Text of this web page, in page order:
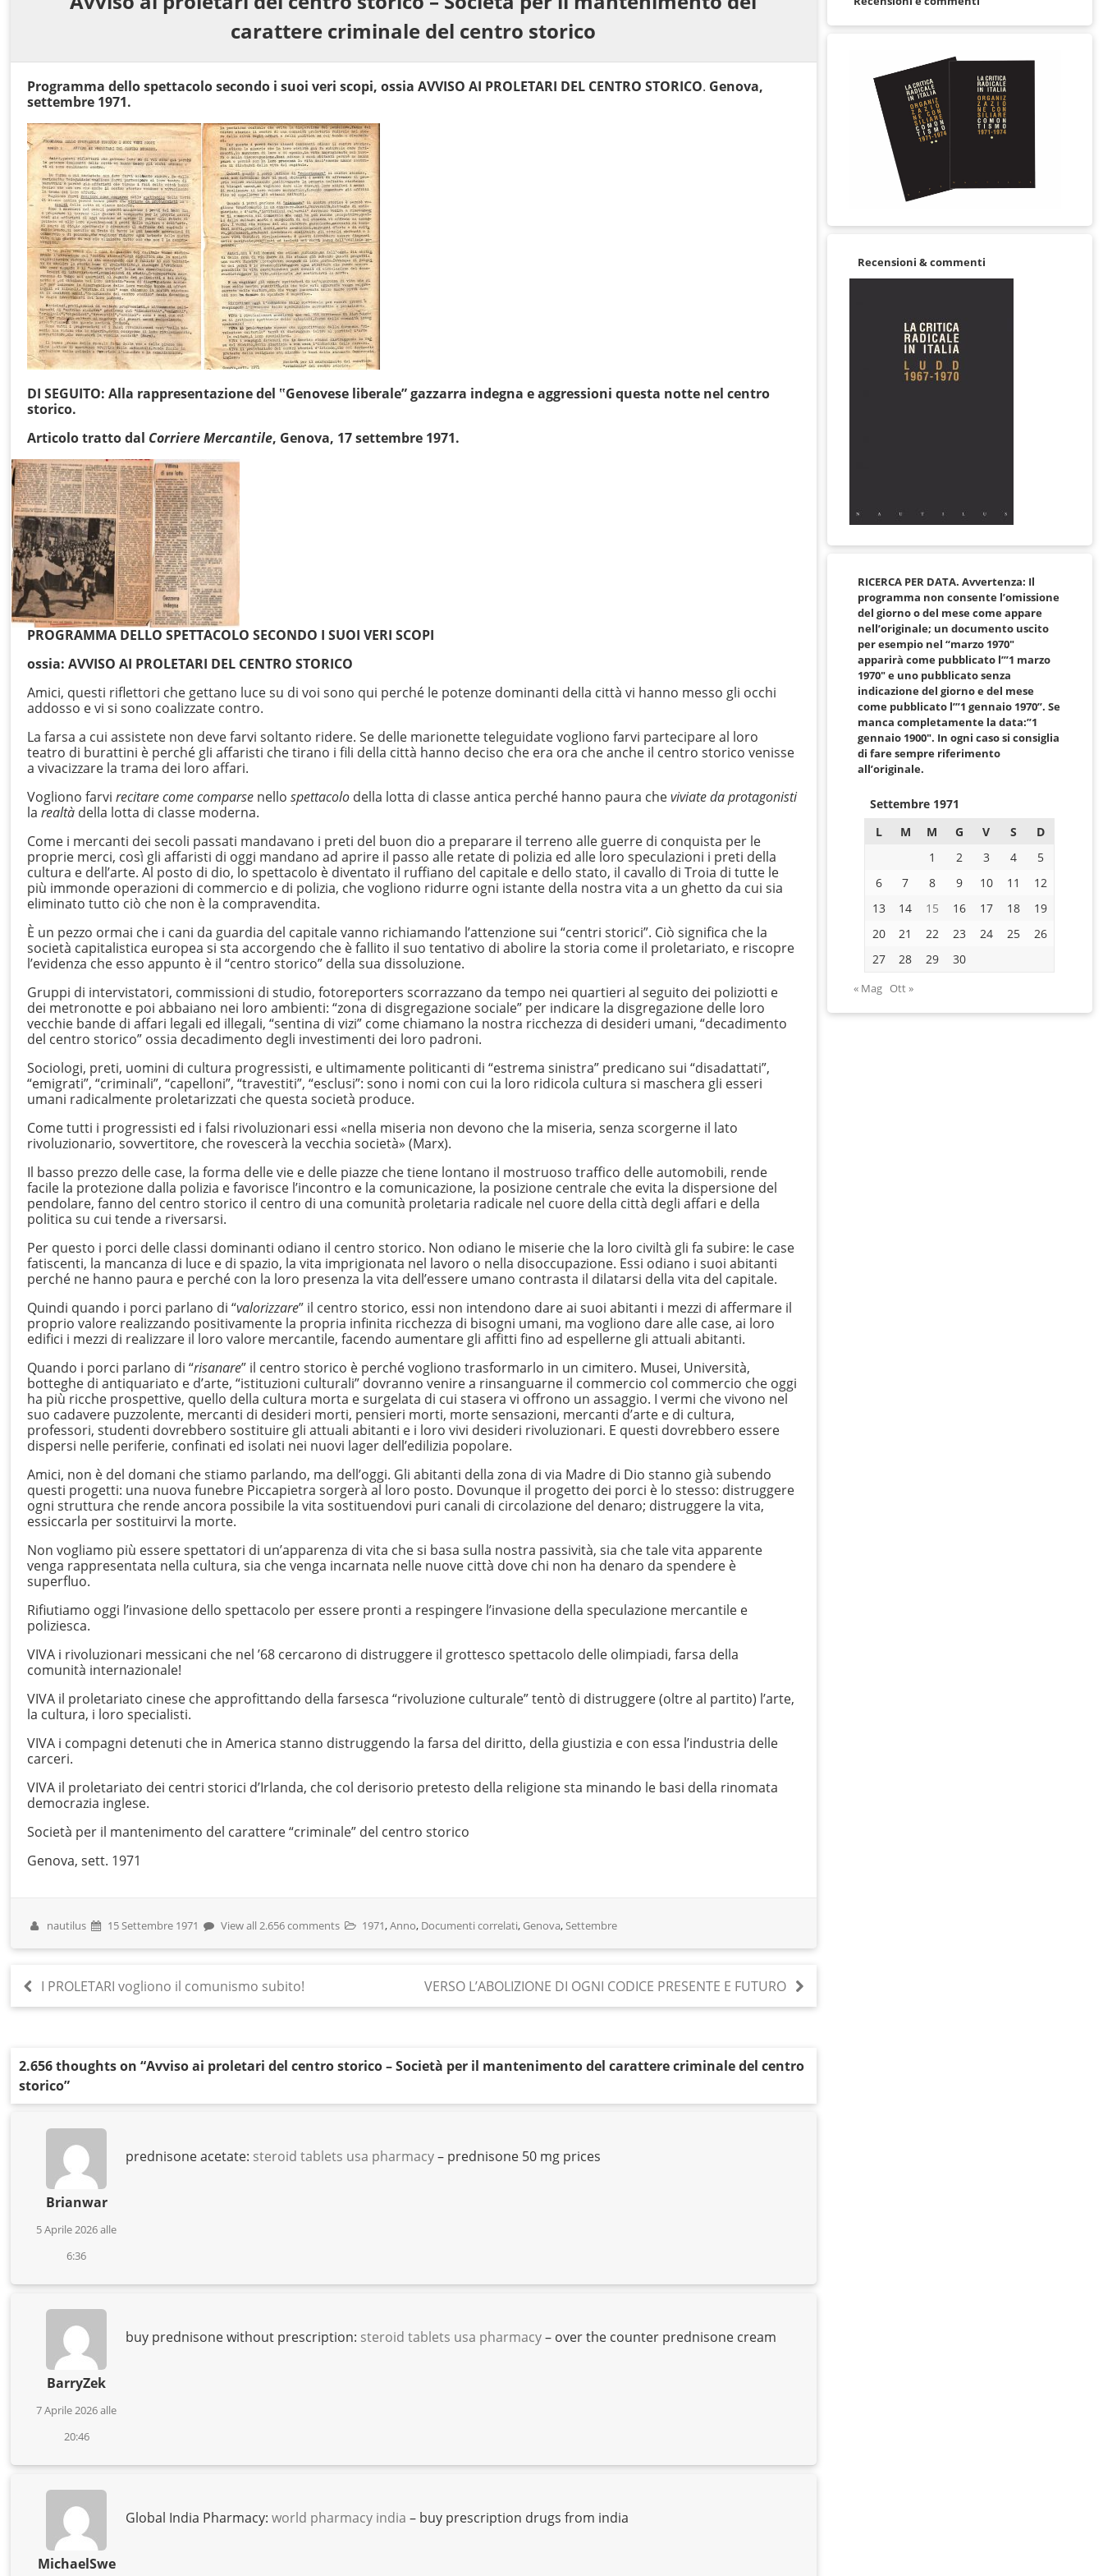
carattere criminale del centro storico
Programma dello spettacolo secondo i suoi veri scopi, ossia AVVISO AI PROLETARI DEL CENTRO STORICO. Genova,
settembre 1971.
DI SEGUITO: Alla rappresentazione del ‟Genovese liberale” gazzarra indegna e aggressioni questa notte nel centro
storico.
Articolo tratto dal Corriere Mercantile, Genova, 17 settembre 1971.
PROGRAMMA DELLO SPETTACOLO SECONDO I SUOI VERI SCOPI
ossia: AVVISO AI PROLETARI DEL CENTRO STORICO
Amici, questi riflettori che gettano luce su di voi sono qui perché le potenze dominanti della città vi hanno messo gli occhi
addosso e vi si sono coalizzate contro.
La farsa a cui assistete non deve farvi soltanto ridere. Se delle marionette teleguidate vogliono farvi partecipare al loro
teatro di burattini è perché gli affaristi che tirano i fili della città hanno deciso che era ora che anche il centro storico venisse
a vivacizzare la trama dei loro affari.
Vogliono farvirecitare come comparse nellospettacolo della lotta di classe antica perché hanno paura cheviviate da protagonisti
larealtà della lotta di classe moderna.
Come i mercanti dei secoli passati mandavano i preti del buon dio a preparare il terreno alle guerre di conquista per le
proprie merci, così gli affaristi di oggi mandano ad aprire il passo alle retate di polizia ed alle loro speculazioni i preti della
cultura e dell’arte. Al posto di dio, lo spettacolo è diventato il ruffiano del capitale e dello stato, il cavallo di Troia di tutte le
più immonde operazioni di commercio e di polizia, che vogliono ridurre ogni istante della nostra vita a un ghetto da cui sia
eliminato tutto ciò che non è la compravendita.
È un pezzo ormai che i cani da guardia del capitale vanno richiamando l’attenzione sui “centri storici”. Ciò significa che la
società capitalistica europea si sta accorgendo che è fallito il suo tentativo di abolire la storia come il proletariato, e riscopre
l’evidenza che esso appunto è il “centro storico” della sua dissoluzione.
Gruppi di intervistatori, commissioni di studio, fotoreporters scorrazzano da tempo nei quartieri al seguito dei poliziotti e
dei metronotte e poi abbaiano nei loro ambienti: “zona di disgregazione sociale” per indicare la disgregazione delle loro
vecchie bande di affari legali ed illegali, “sentina di vizi” come chiamano la nostra ricchezza di desideri umani, “decadimento
del centro storico” ossia decadimento degli investimenti dei loro padroni.
Sociologi, preti, uomini di cultura progressisti, e ultimamente politicanti di “estrema sinistra” predicano sui “disadattati”,
“emigrati”, “criminali”, “capelloni”, “travestiti”, “esclusi”: sono i nomi con cui la loro ridicola cultura si maschera gli esseri
umani radicalmente proletarizzati che questa società produce.
Come tutti i progressisti ed i falsi rivoluzionari essi «nella miseria non devono che la miseria, senza scorgerne il lato
rivoluzionario, sovvertitore, che rovescerà la vecchia società» (Marx).
Il basso prezzo delle case, la forma delle vie e delle piazze che tiene lontano il mostruoso traffico delle automobili, rende
facile la protezione dalla polizia e favorisce l’incontro e la comunicazione, la posizione centrale che evita la dispersione del
pendolare, fanno del centro storico il centro di una comunità proletaria radicale nel cuore della città degli affari e della
politica su cui tende a riversarsi.
Per questo i porci delle classi dominanti odiano il centro storico. Non odiano le miserie che la loro civiltà gli fa subire: le case
fatiscenti, la mancanza di luce e di spazio, la vita imprigionata nel lavoro o nella disoccupazione. Essi odiano i suoi abitanti
perché ne hanno paura e perché con la loro presenza la vita dell’essere umano contrasta il dilatarsi della vita del capitale.
Quindi quando i porci parlano di “valorizzare” il centro storico, essi non intendono dare ai suoi abitanti i mezzi di affermare il
proprio valore realizzando positivamente la propria infinita ricchezza di bisogni umani, ma vogliono dare alle case, ai loro
edifici i mezzi di realizzare il loro valore mercantile, facendo aumentare gli affitti fino ad espellerne gli attuali abitanti.
Quando i porci parlano di “risanare” il centro storico è perché vogliono trasformarlo in un cimitero. Musei, Università,
botteghe di antiquariato e d’arte, “istituzioni culturali” dovranno venire a rinsanguarne il commercio col commercio che oggi
ha più ricche prospettive, quello della cultura morta e surgelata di cui stasera vi offrono un assaggio. I vermi che vivono nel
suo cadavere puzzolente, mercanti di desideri morti, pensieri morti, morte sensazioni, mercanti d’arte e di cultura,
professori, studenti dovrebbero sostituire gli attuali abitanti e i loro vivi desideri rivoluzionari. E questi dovrebbero essere
dispersi nelle periferie, confinati ed isolati nei nuovi lager dell’edilizia popolare.
Amici, non è del domani che stiamo parlando, ma dell’oggi. Gli abitanti della zona di via Madre di Dio stanno già subendo
questi progetti: una nuova funebre Piccapietra sorgerà al loro posto. Dovunque il progetto dei porci è lo stesso: distruggere
ogni struttura che rende ancora possibile la vita sostituendovi puri canali di circolazione del denaro; distruggere la vita,
essiccarla per sostituirvi la morte.
Non vogliamo più essere spettatori di un’apparenza di vita che si basa sulla nostra passività, sia che tale vita apparente
venga rappresentata nella cultura, sia che venga incarnata nelle nuove città dove chi non ha denaro da spendere è
superfluo.
Rifiutiamo oggi l’invasione dello spettacolo per essere pronti a respingere l’invasione della speculazione mercantile e
poliziesca.
VIVA i rivoluzionari messicani che nel ’68 cercarono di distruggere il grottesco spettacolo delle olimpiadi, farsa della
comunità internazionale!
VIVA il proletariato cinese che approfittando della farsesca “rivoluzione culturale” tentò di distruggere (oltre al partito) l’arte,
la cultura, i loro specialisti.
VIVA i compagni detenuti che in America stanno distruggendo la farsa del diritto, della giustizia e con essa l’industria delle
carceri.
VIVA il proletariato dei centri storici d’Irlanda, che col derisorio pretesto della religione sta minando le basi della rinomata
democrazia inglese.
Società per il mantenimento del carattere “criminale” del centro storico
Genova, sett. 1971
nautilus 15 Settembre 1971 View all 2.656 comments 1971,Anno, Documenti correlati, Genova,Settembre
I PROLETARI vogliono il comunismo subito! VERSO L’ABOLIZIONE DI OGNI CODICE PRESENTE E FUTURO
2.656 thoughts on “Avviso ai proletari del centro storico – Società per il mantenimento del carattere criminale del centro
storico”
Brianwar
5 Aprile 2026 alle
6:36
prednisone acetate: steroid tablets usa pharmacy– prednisone 50 mg prices
BarryZek
7 Aprile 2026 alle
20:46
buy prednisone without prescription: steroid tablets usa pharmacy– over the counter prednisone cream
MichaelSwe
Global India Pharmacy:world pharmacy india – buy prescription drugs from india
Recensioni & commenti
RICERCA PER DATA. Avvertenza: Il
programma non consente l’omissione
del giorno o del mese come appare
nell’originale; un documento uscito
per esempio nel “marzo 1970″
apparirà come pubblicato l’”1 marzo
1970″ e uno pubblicato senza
indicazione del giorno e del mese
come pubblicato l’”1 gennaio 1970”. Se
manca completamente la data:”1
gennaio 1900″. In ogni caso si consiglia
di fare sempre riferimento
all’originale.
Settembre 1971
L
M M G V S
D
1
2 3 4
5
6
7 8 9 10 11
12
13
14 15 16 17 18
19
20
21 22 23 24 25
26
27
28 29 30
« Mag Ott »